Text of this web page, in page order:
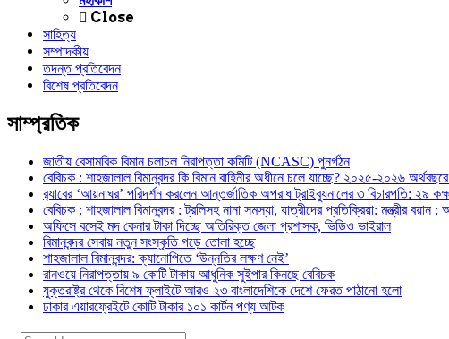
Close
সাহিত্য
সম্পাদকীয়
তদন্ত প্রতিবেদন
বিশেষ প্রতিবেদন
সাম্প্রতিক
জাতীয় বেসামরিক বিমান চলাচল নিরাপত্তা কমিটি (NCASC) পুনর্গঠন
বেবিচক : শাহজালাল বিমানবন্দর কি বিমান বাহিনীর অধীনে চলে যাচ্ছে? ২০২৫-২০২৬
র‍্যাবের ‘আয়নাঘর’ পরিদর্শন করলেন আন্তর্জাতিক অপরাধ ট্রাইব্যুনালের ৩ বিচারপতি: ২৯
বেবিচক : শাহজালাল বিমানবন্দর : ট্রলিসহ নানা সমস্যা, যাত্রীদের প্রতিক্রিয়া: মন্ত্রীর
অফিসে বসেই মদ কেনার টাকা দিচ্ছে অতিরিক্ত জেলা প্রশাসক, ভিডিও ভাইরাল
বিমানবন্দর সেবায় নতুন সংস্কৃতি গড়ে তোলা হচ্ছে
শাহজালাল বিমানবন্দর: ক্যানোপিতে ‘উন্নতির লক্ষণ নেই’
রানওয়ে নিরাপত্তায় ৯ কোটি টাকায় আধুনিক সুইপার কিনছে বেবিচক
যুক্তরাষ্ট্র থেকে বিশেষ ফ্লাইটে আরও ২৩ বাংলাদেশিকে দেশে ফেরত পাঠানো হলো
ঢাকার এয়ারফ্রেইটে কোটি টাকার ১০১ কার্টন পণ্য আটক